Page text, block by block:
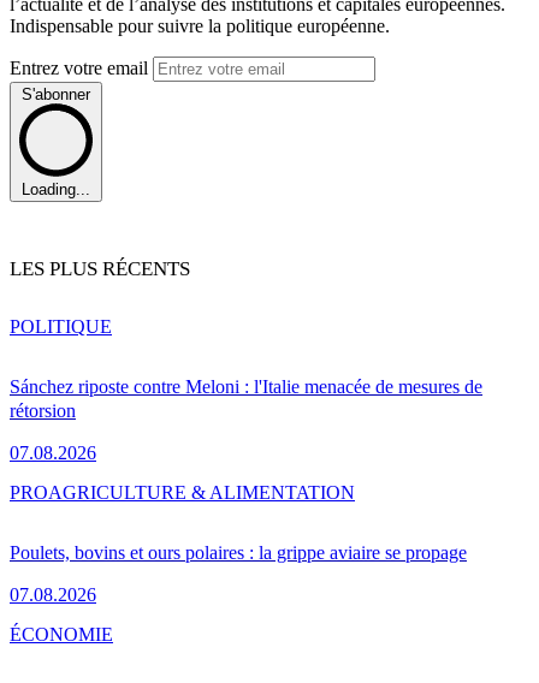
Indispensable pour suivre la politique européenne.
Entrez votre email
S'abonner
Loading...
LES PLUS RÉCENTS
Sánchez riposte contre Meloni : l'Italie menacée de mesures de
rétorsion
07.08.2026
POLITIQUE
Poulets, bovins et ours polaires : la grippe aviaire se propage
07.08.2026
PROAGRICULTURE & ALIMENTATION
ÉCONOMIE